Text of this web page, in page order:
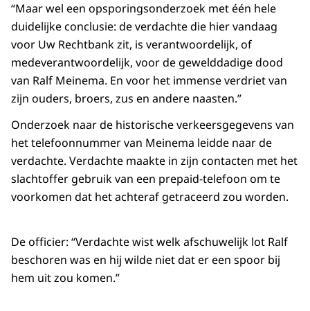
“Maar wel een opsporingsonderzoek met één hele
duidelijke conclusie: de verdachte die hier vandaag
voor Uw Rechtbank zit, is verantwoordelijk, of
medeverantwoordelijk, voor de gewelddadige dood
van Ralf Meinema. En voor het immense verdriet van
zijn ouders, broers, zus en andere naasten.”
Onderzoek naar de historische verkeersgegevens van
het telefoonnummer van Meinema leidde naar de
verdachte. Verdachte maakte in zijn contacten met het
slachtoffer gebruik van een prepaid-telefoon om te
voorkomen dat het achteraf getraceerd zou worden.
De officier: “Verdachte wist welk afschuwelijk lot Ralf
beschoren was en hij wilde niet dat er een spoor bij
hem uit zou komen.”